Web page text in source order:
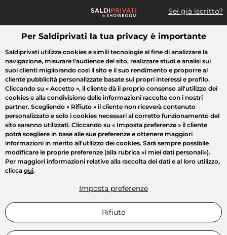
Sei già iscritto?
Cosa cerchi?
Tutte le vendite Moda Casa Bellezza Elettrodomestici
Per Saldiprivati la tua privacy è importante
Saldiprivati utilizza cookies e simili tecnologie al fine di analizzare la
navigazione, misurare l'audience del sito, realizzare studi e analisi sui
suoi clienti migliorando così il sito e il suo rendimento e proporre al
cliente pubblicità personalizzate basate sui propri interessi e profilo.
Cliccando su « Accetto », il cliente dà il proprio consenso all'utilizzo dei
cookies e alla condivisione delle informazioni raccolte con i nostri
partner. Scegliendo « Rifiuto » il cliente non riceverà contenuto
personalizzato e solo i cookies necessari al corretto funzionamento del
sito saranno utilizzati. Cliccando su « Imposta preferenze » il cliente
potrà scegliere in base alle sue preferenze e ottenere maggiori
informazioni in merito all'utilizzo dei cookies. Sarà sempre possibile
modificare le proprie preferenze (alla rubrica «I miei dati personali»).
Per maggiori informazioni relative alla raccolta dei dati e al loro utilizzo,
clicca qui.
Imposta preferenze
Rifiuto